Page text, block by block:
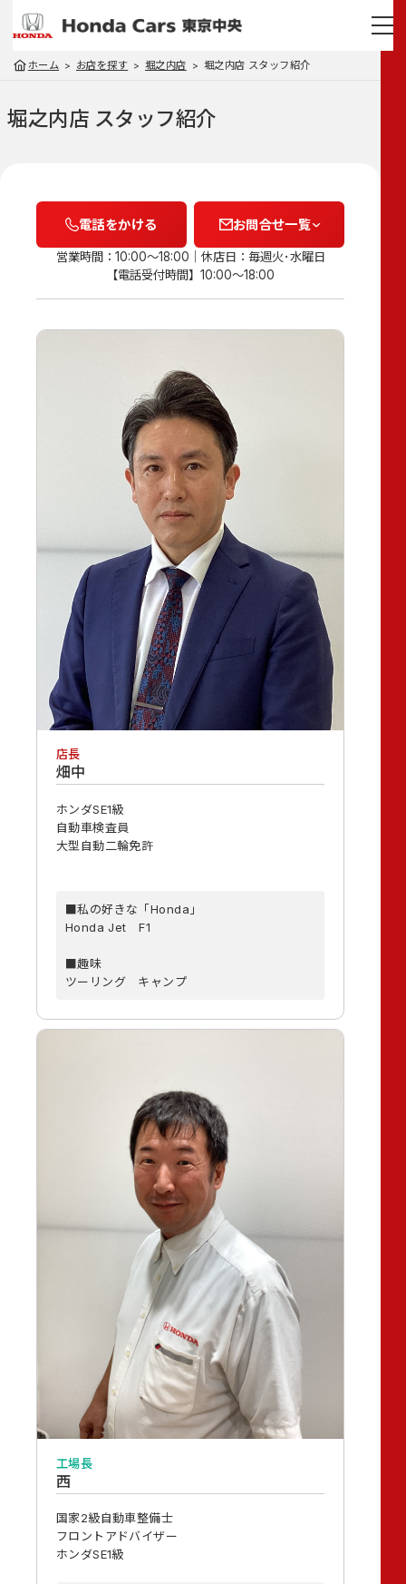
ホーム お店を探す 堀之内店 堀之内店 スタッフ紹介
堀之内店 スタッフ紹介
営業時間：10:00～18:00
休店日：毎週火･水曜日
【電話受付時間】10:00～18:00
電話をかける お問合せ一覧
店長
畑中
ホンダSE1級
自動車検査員
大型自動二輪免許
■私の好きな「Honda」
Honda Jet F1
■趣味
ツーリング キャンプ
工場長
西
国家2級自動車整備士
フロントアドバイザー
ホンダSE1級